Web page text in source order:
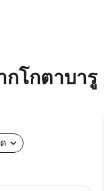
โกตาบารู
expand_more